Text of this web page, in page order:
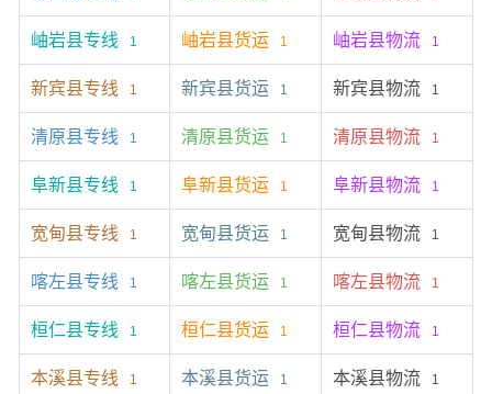
岫岩县专线 1 岫岩县货运 1 岫岩县物流 1
新宾县专线 1 新宾县货运 1 新宾县物流 1
清原县专线 1 清原县货运 1 清原县物流 1
阜新县专线 1 阜新县货运 1 阜新县物流 1
宽甸县专线 1 宽甸县货运 1 宽甸县物流 1
喀左县专线 1 喀左县货运 1 喀左县物流 1
桓仁县专线 1 桓仁县货运 1 桓仁县物流 1
本溪县专线 1 本溪县货运 1 本溪县物流 1